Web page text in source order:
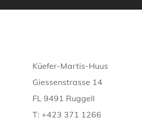
Küefer-Martis-Huus
Giessenstrasse 14
FL 9491 Ruggell
T: +423 371 1266